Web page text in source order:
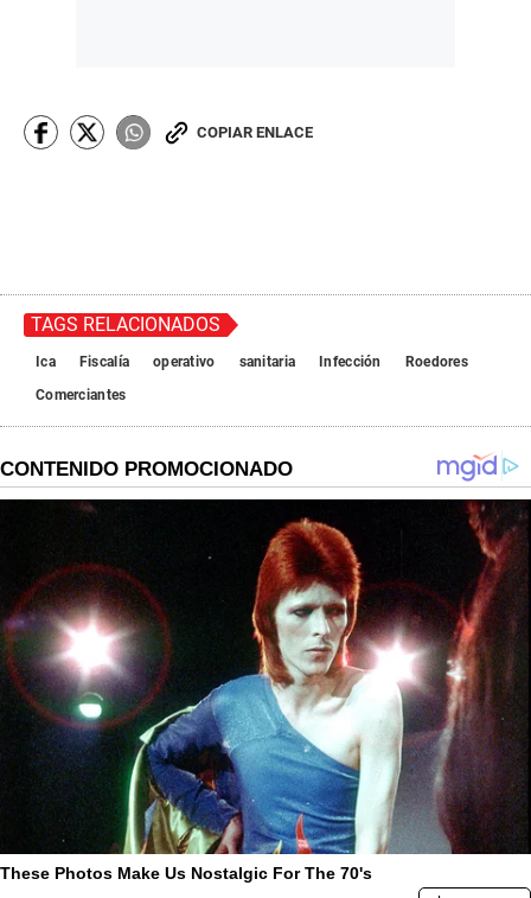
COPIAR ENLACE
TAGS RELACIONADOS
Ica Fiscalía operativo sanitaria Infección
Roedores
Comerciantes